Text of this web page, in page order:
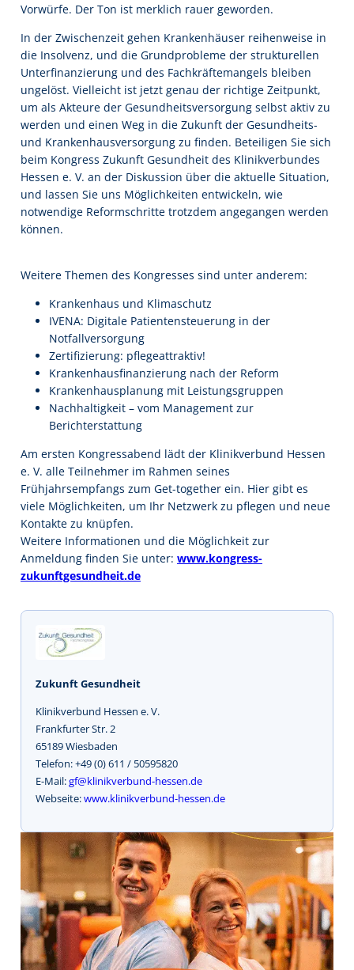
Vorwürfe. Der Ton ist merklich rauer geworden.
In der Zwischenzeit gehen Krankenhäuser reihenweise in
die Insolvenz, und die Grundprobleme der strukturellen
Unterfinanzierung und des Fachkräftemangels bleiben
ungelöst. Vielleicht ist jetzt genau der richtige Zeitpunkt,
um als Akteure der Gesundheitsversorgung selbst aktiv zu
werden und einen Weg in die Zukunft der Gesundheits-
und Krankenhausversorgung zu finden. Beteiligen Sie sich
beim Kongress Zukunft Gesundheit des Klinikverbundes
Hessen e. V. an der Diskussion über die aktuelle Situation,
und lassen Sie uns Möglichkeiten entwickeln, wie
notwendige Reformschritte trotzdem angegangen werden
können.
Weitere Themen des Kongresses sind unter anderem:
Krankenhaus und Klimaschutz
IVENA: Digitale Patientensteuerung in der
Notfallversorgung
Zertifizierung: pflegeattraktiv!
Krankenhausfinanzierung nach der Reform
Krankenhausplanung mit Leistungsgruppen
Nachhaltigkeit – vom Management zur
Berichterstattung
Am ersten Kongressabend lädt der Klinikverbund Hessen
e. V. alle Teilnehmer im Rahmen seines
Frühjahrsempfangs zum Get-together ein. Hier gibt es
viele Möglichkeiten, um Ihr Netzwerk zu pflegen und neue
Kontakte zu knüpfen.
Weitere Informationen und die Möglichkeit zur
Anmeldung finden Sie unter: www.kongress-
zukunftgesundheit.de
Zukunft Gesundheit
Klinikverbund Hessen e. V.
Frankfurter Str. 2
65189 Wiesbaden
Telefon: +49 (0) 611 / 50595820
E-Mail:gf@klinikverbund-hessen.de
Webseite:www.klinikverbund-hessen.de